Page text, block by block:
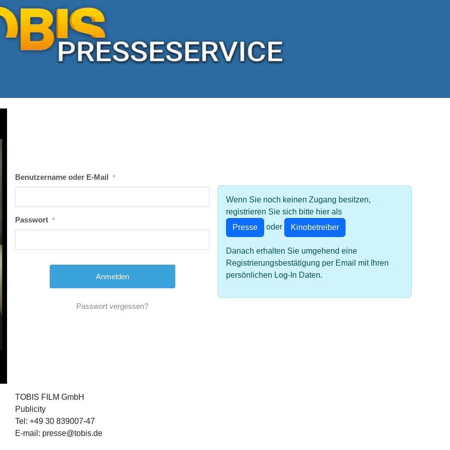
Benutzername oder E-Mail *
Passwort *
Passwort vergessen?
Wenn Sie noch keinen Zugang besitzen,
registrieren Sie sich bitte hier als
Presse
oder Kinobetreiber
Danach erhalten Sie umgehend eine
Registrierungsbestätigung per Email mit Ihren
persönlichen Log-In Daten.
TOBIS FILM GmbH
Publicity
Tel: +49 30 839007-47
E-mail: presse@tobis.de